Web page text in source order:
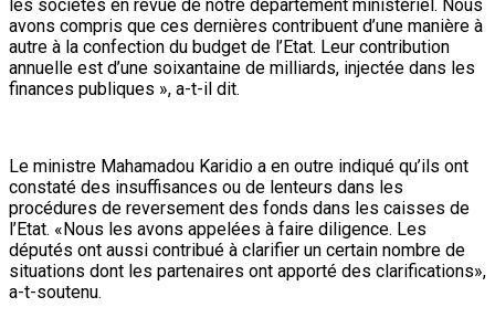
les sociétés en revue de notre département ministériel. Nous
avons compris que ces dernières contribuent d’une manière à
autre à la confection du budget de l’Etat. Leur contribution
annuelle est d’une soixantaine de milliards, injectée dans les
finances publiques », a-t-il dit.
Le ministre Mahamadou Karidio a en outre indiqué qu’ils ont
constaté des insuffisances ou de lenteurs dans les
procédures de reversement des fonds dans les caisses de
l’Etat. «Nous les avons appelées à faire diligence. Les
députés ont aussi contribué à clarifier un certain nombre de
situations dont les partenaires ont apporté des clarifications»,
a-t-soutenu.